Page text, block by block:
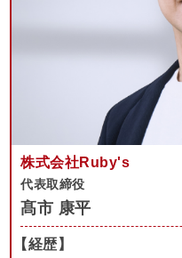
株式会社Ruby's
代表取締役
髙市 康平
【経歴】